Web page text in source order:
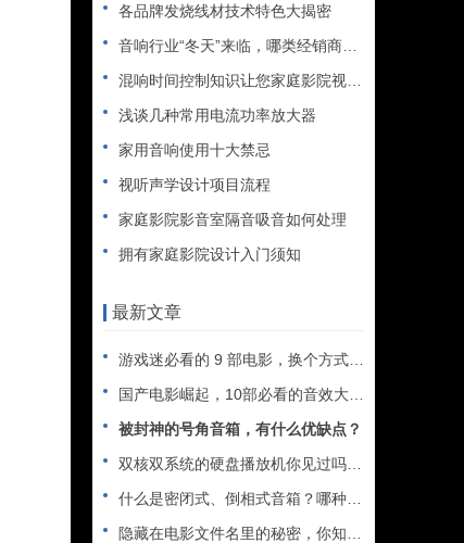
各品牌发烧线材技术特色大揭密
音响行业“冬天”来临，哪类经销商最先倒下
混响时间控制知识让您家庭影院视听环境更趋完美
浅谈几种常用电流功率放大器
家用音响使用十大禁忌
视听声学设计项目流程
家庭影院影音室隔音吸音如何处理
拥有家庭影院设计入门须知
最新文章
游戏迷必看的 9 部电影，换个方式享受精彩游戏时光
国产电影崛起，10部必看的音效大片推荐
被封神的号角音箱，有什么优缺点？
双核双系统的硬盘播放机你见过吗？杜恩Dune Duo Cin
什么是密闭式、倒相式音箱？哪种最好？
隐藏在电影文件名里的秘密，你知道吗？